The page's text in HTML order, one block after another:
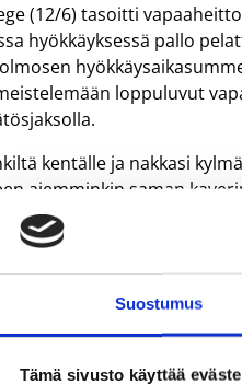
Suostumus
Tämä sivusto käyttää
(12/6) tasoitti
hyökkäyksessä pallo
loppuluvut
kentälle ja nakkasi
aiemminkin saman
ottelua joukkueensa
tason joukkue kuin
ja etenkin
kiitteli Poikola.